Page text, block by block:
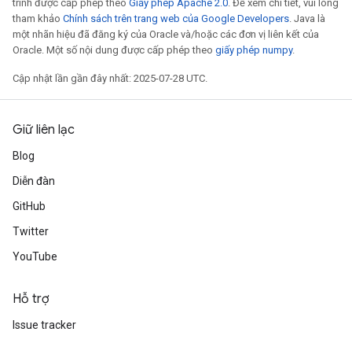
trình được cấp phép theo Giấy phép Apache 2.0. Để xem chi tiết, vui lòng
tham khảo Chính sách trên trang web của Google Developers. Java là
một nhãn hiệu đã đăng ký của Oracle và/hoặc các đơn vị liên kết của
Oracle. Một số nội dung được cấp phép theo giấy phép numpy.
Cập nhật lần gần đây nhất: 2025-07-28 UTC.
Giữ liên lạc
Blog
Diễn đàn
GitHub
Twitter
YouTube
Hỗ trợ
Issue tracker